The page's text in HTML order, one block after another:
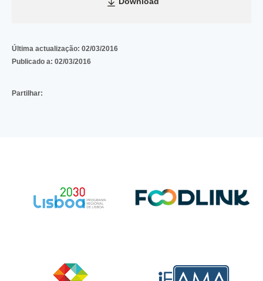
Última actualização: 02/03/2016
Publicado a: 02/03/2016
Partilhar: